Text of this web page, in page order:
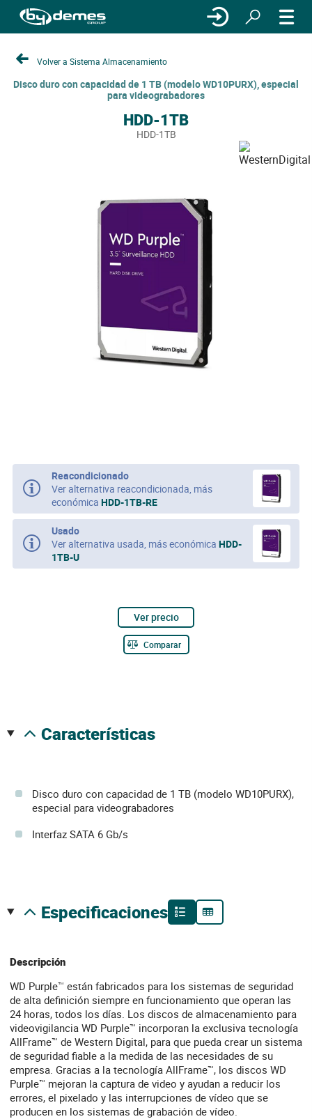
Volver a Sistema Almacenamiento
Disco duro con capacidad de 1 TB (modelo WD10PURX), especial
para videograbadores
HDD-1TB
HDD-1TB
Reacondicionado
Ver alternativa reacondicionada, más
económicaHDD-1TB-RE
Usado
Ver alternativa usada, más económicaHDD-
1TB-U
Ver precio
Comparar
características
Disco duro con capacidad de 1 TB (modelo WD10PURX),
especial para videograbadores
Interfaz SATA 6 Gb/s
especificaciones
Descripción
WD Purple™ están fabricados para los sistemas de seguridad
de alta definición siempre en funcionamiento que operan las
24 horas, todos los días. Los discos de almacenamiento para
videovigilancia WD Purple™ incorporan la exclusiva tecnología
AllFrame™ de Western Digital, para que pueda crear un sistema
de seguridad fiable a la medida de las necesidades de su
empresa. Gracias a la tecnología AllFrame™, los discos WD
Purple™ mejoran la captura de video y ayudan a reducir los
errores, el pixelado y las interrupciones de vídeo que se
producen en los sistemas de grabación de vídeo.